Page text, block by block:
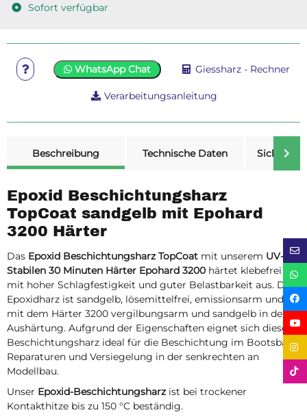
Sofort verfügbar
WhatsApp Chat Giessharz - Rechner
Verarbeitungsanleitung
Beschreibung
Technische Daten
Epoxid Beschichtungsharz
TopCoat sandgelb mit Epohard
3200 Härter
Das Epoxid Beschichtungsharz TopCoat mit unserem UV-
Stabilen 30 Minuten Härter Epohard 3200 härtet klebefrei
mit hoher Schlagfestigkeit und guter Belastbarkeit aus. Das
Epoxidharz ist sandgelb, lösemittelfrei, emissionsarm und
mit dem Härter 3200 vergilbungsarm und sandgelb in der
Aushärtung. Aufgrund der Eigenschaften eignet sich dieses
Beschichtungsharz ideal für die Beschichtung im Bootsbau,
Reparaturen und Versiegelung in der senkrechten an
Modellbau.
Unser Epoxid-Beschichtungsharzist bei trockener
Kontakthitze bis zu 150 °C beständig.